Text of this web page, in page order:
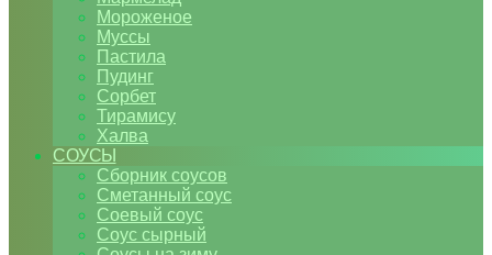
Мороженое
Муссы
Пастила
Пудинг
Сорбет
Тирамису
Халва
СОУСЫ
Сборник соусов
Сметанный соус
Соевый соус
Соус сырный